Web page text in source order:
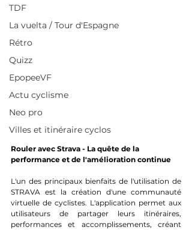
TDF
La vuelta / Tour d'Espagne
Rétro
Quizz
EpopeeVF
Actu cyclisme
Neo pro
Villes et itinéraire cyclos
Rouler avec Strava - La quête de la
performance et de l'amélioration continue
L'un des principaux bienfaits de l'utilisation de
STRAVA est la création d'une communauté
virtuelle de cyclistes. L'application permet aux
utilisateurs de partager leurs itinéraires,
performances et accomplissements, créant